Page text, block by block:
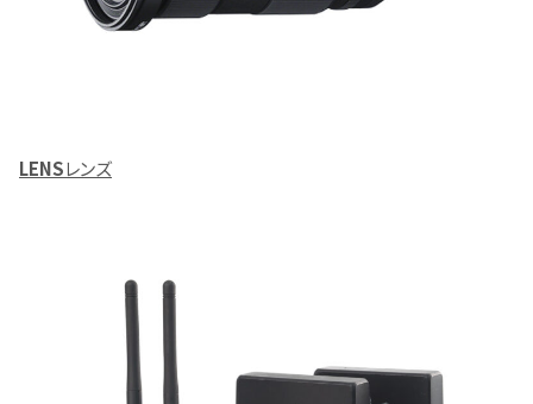
LENSレンズ